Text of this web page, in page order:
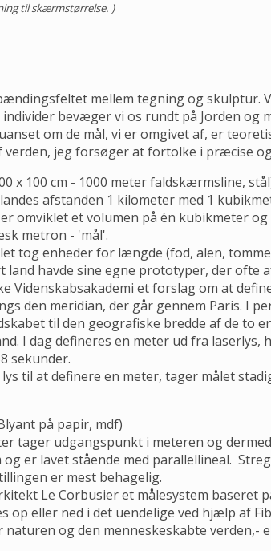
til skærmstørrelse. )
mellem tegning og
individer bevæger vi os rundt på Jorden
om de mål, vi er omgivet af, er
verden, jeg forsøger at fortolke i præcise
x 100 cm - 1000 meter faldskærmsline,
afstanden 1 kilometer med 1
omviklet et volumen på én kubikmeter
metron - 'mål'.
tog enheder for længde (fod, alen,
havde sine egne prototyper, der ofte
Videnskabsakademi et forslag om at
den meridian, der går gennem Paris. I
til den geografiske bredde af de
I dag defineres en meter ud fra
sekunder.
lys til at definere en meter, tager målet
på papir, mdf)
tager udgangspunkt i meteren og
og er lavet stående med parallellineal.
er mest behagelig.
Le Corbusier et målesystem
op eller ned i det uendelige ved hjælp af
og den menneskeskabte verden,-